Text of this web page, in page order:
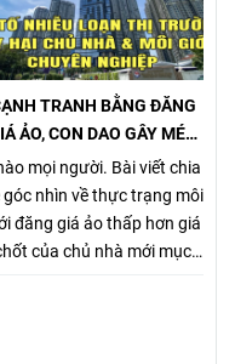
TRANH BẰNG ĐĂNG
ẢO, CON DAO GÂY MÉO
THỊ TRƯỜNG, GÂY HẠI
NHÀ VÀ NHÀ MÔI GIỚI
CHÂN CHÍNH
mọi người. Bài viết chia
góc nhìn về thực trạng môi
đăng giá ảo thấp hơn giá
của chủ nhà mới mục